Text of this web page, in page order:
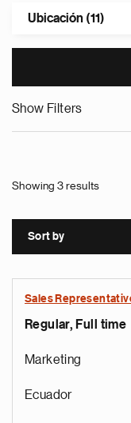
Ubicación (11)
Show Filters
Showing 3 results
Sort by
Sales
Regular, Full time
Marketing
Ecuador